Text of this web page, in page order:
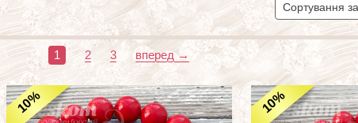
Сортування
1 2 3 вперед →
10% 10%